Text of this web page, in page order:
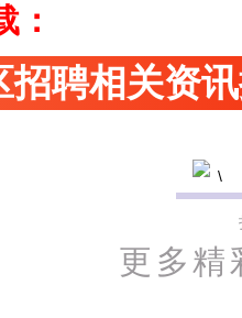
招聘相关资
更多精